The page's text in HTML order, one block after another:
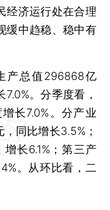
经济运行处在合理
缓中趋稳、稳中有
总值296868亿
。分季度看，
长7.0%。分产业
同比增长3.5%；
长6.1%；第三产
。从环比看，二